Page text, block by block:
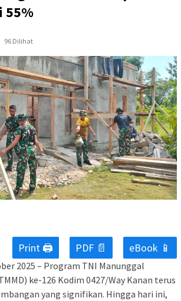
55%
96 Dilihat
Print 🖨 PDF 📄 eBook 📱
2025 – Program TNI Manunggal
ke-126 Kodim 0427/Way Kanan terus
yang signifikan. Hingga hari ini,